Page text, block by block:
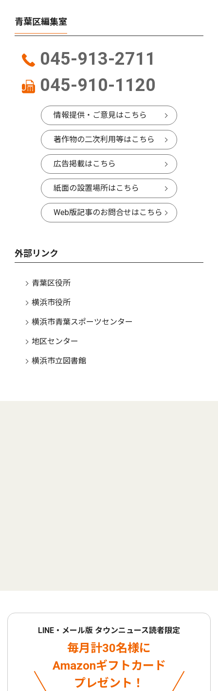
青葉区編集室
045-913-2711
045-910-1120
情報提供・ご意見はこちら
著作物の二次利用等はこちら
広告掲載はこちら
紙面の設置場所はこちら
Web版記事のお問合せはこちら
外部リンク
青葉区役所
横浜市役所
横浜市青葉スポーツセンター
地区センター
横浜市立図書館
LINE・メール版 タウンニュース読者限定
毎月計30名様に
Amazonギフトカード
プレゼント！